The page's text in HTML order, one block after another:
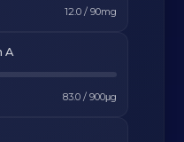
12.0/ 90mg
A
83.0/ 900μg